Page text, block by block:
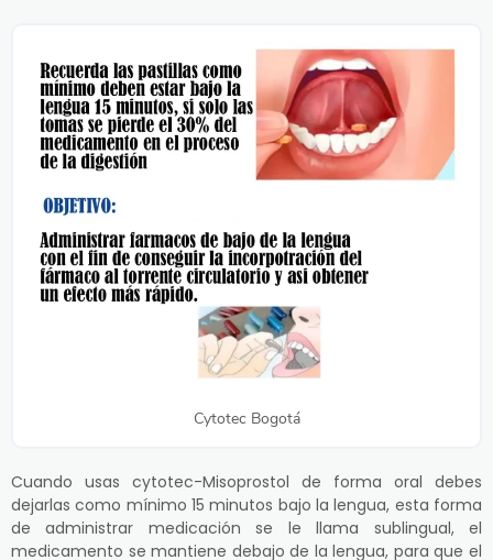
Cytotec Bogotá
Cuando usas cytotec-Misoprostol de forma oral debes
dejarlas como mínimo 15 minutos bajo la lengua, esta forma
de administrar medicación se le llama sublingual, el
medicamento se mantiene debajo de la lengua, para que el